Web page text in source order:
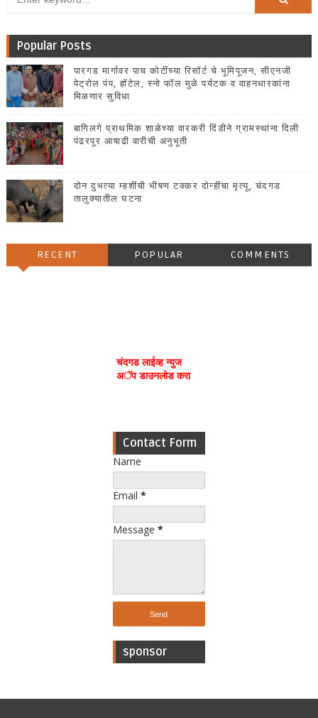
Popular Posts
पारगड मार्गावर पाच कोटींच्या रिसॉर्ट चे भूमिपूजन, सीएनजी
पेट्रोल पंप, हॉटेल, स्नो फॉल मुळे पर्यटक व वाहनधारकांना
मिळणार सुविधा
बागिलगे प्राथमिक शाळेच्या वारकरी दिंडीने ग्रामस्थांना दिली
पंढरपूर आषाढी वारीची अनुभूती
दोन दुभत्या म्हशींची भीषण टक्कर दोन्हींचा मृत्यू, चंदगड
तालुक्यातील घटना
RECENT POPULAR COMMENTS
चंदगड लाईव्ह न्युज
अॅप डाउनलोड करा
Contact Form
Name
Email *
Message *
sponsor